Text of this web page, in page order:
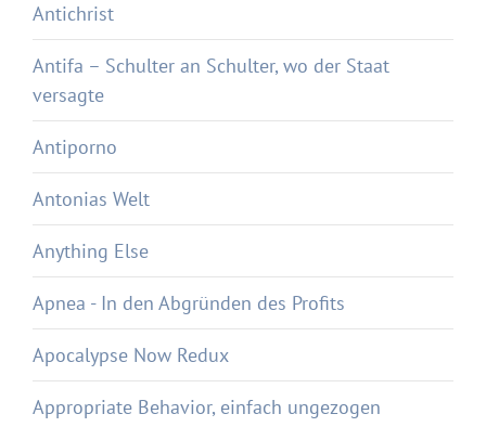
Antichrist
Antifa – Schulter an Schulter, wo der Staat
versagte
Antiporno
Antonias Welt
Anything Else
Apnea - In den Abgründen des Profits
Apocalypse Now Redux
Appropriate Behavior, einfach ungezogen